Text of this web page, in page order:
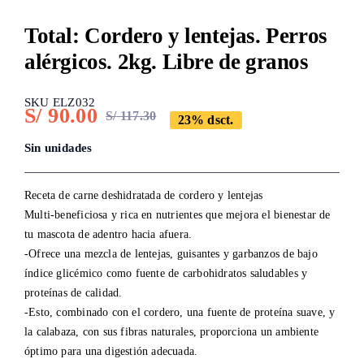
Total: Cordero y lentejas. Perros
alérgicos. 2kg. Libre de granos
SKU ELZ032
S/117.30Original
was:
S/ 117.30.
S/90.00
Current
is:
S/ 90.00.
23% dsct.
Sin unidades
Receta de carne deshidratada de cordero y lentejas
Multi-beneficiosa y rica en nutrientes que mejora el bienestar de
tu mascota de adentro hacia afuera.
-Ofrece una mezcla de lentejas, guisantes y garbanzos de bajo
índice glicémico como fuente de carbohidratos saludables y
proteínas de calidad.
-Esto, combinado con el cordero, una fuente de proteína suave, y
la calabaza, con sus fibras naturales, proporciona un ambiente
óptimo para una digestión adecuada.